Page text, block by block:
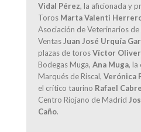
Vidal Pérez, la aficionada y
Toros Marta Valenti
Asociación de Veterinarios
Ventas Juan José Urquía
plazas de torosVíctor Oliver
Bodegas Muga, Ana Muga, la
Marqués de Riscal, Verónica
el crítico taurino Rafael
Centro Riojano de Madrid
Caño.